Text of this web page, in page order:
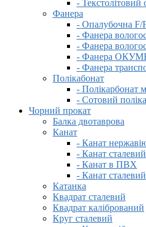
- Текстолітовий
Фанера
- Опалубочна F/
- Фанера
- Фанера
- Фанера
- Фанера
Полікабонат
- Полікарбонат
- Сотовий
Чорний прокат
Балка двотаврова
Канат
- Канат
- Канат
- Канат в ПВХ
- Канат
Катанка
Квадрат сталевий
Квадрат калібрований
Круг сталевий